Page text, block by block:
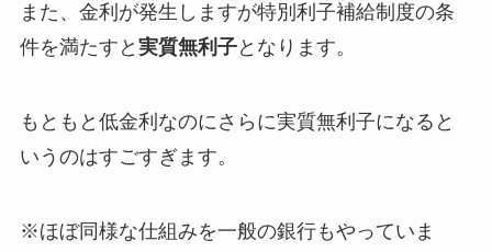
また、金利が発生しますが特別利子補給制度の条
件を満たすと 実質無利子となります。
もともと低金利なのにさらに実質無利子になると
いうのはすごすぎます。
※ほぼ同様な仕組みを一般の銀行もやっていま